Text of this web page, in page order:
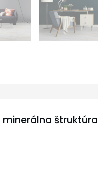
minerálna štruktúra